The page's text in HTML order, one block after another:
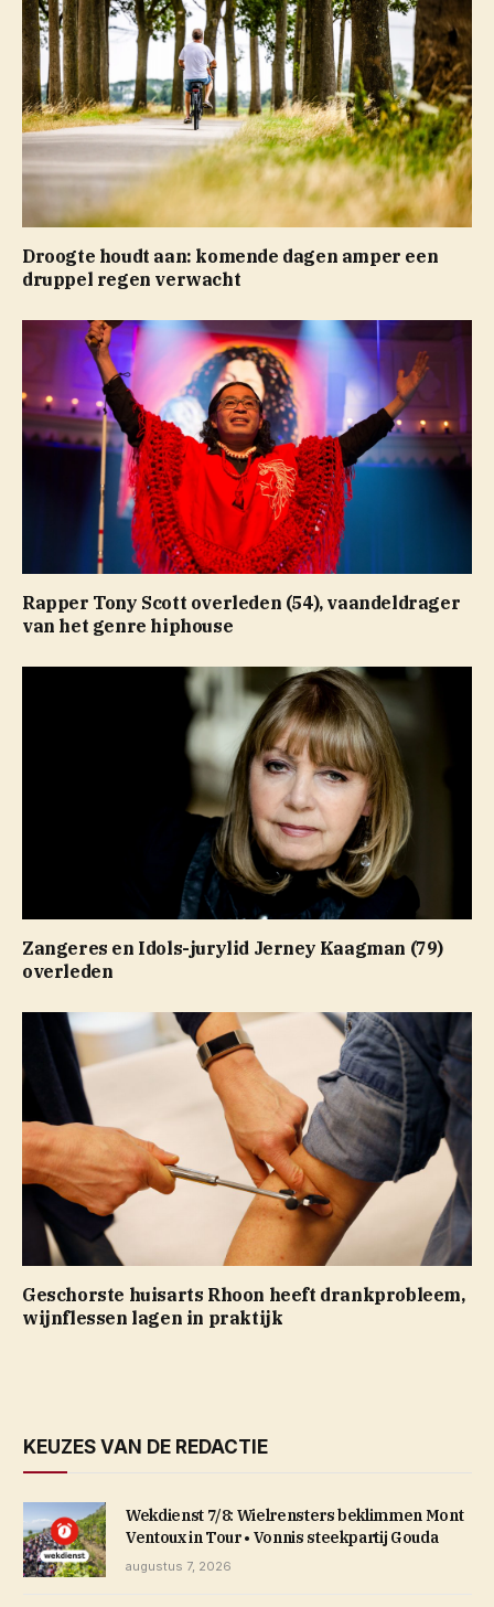
Droogte houdt aan: komende dagen amper een
druppel regen verwacht
Rapper Tony Scott overleden (54), vaandeldrager
van het genre hiphouse
Zangeres en Idols-jurylid Jerney Kaagman (79)
overleden
Geschorste huisarts Rhoon heeft drankprobleem,
wijnflessen lagen in praktijk
KEUZES VAN DE REDACTIE
Wekdienst 7/8: Wielrensters beklimmen Mont
Ventoux in Tour • Vonnis steekpartij Gouda
augustus 7, 2026